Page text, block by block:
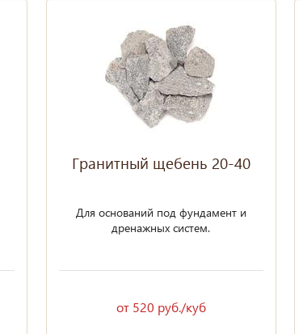
Колесный экскаватор
Гранитный щебень 20-40
Для оснований под фундамент и
дренажных систем.
от 520 руб./куб